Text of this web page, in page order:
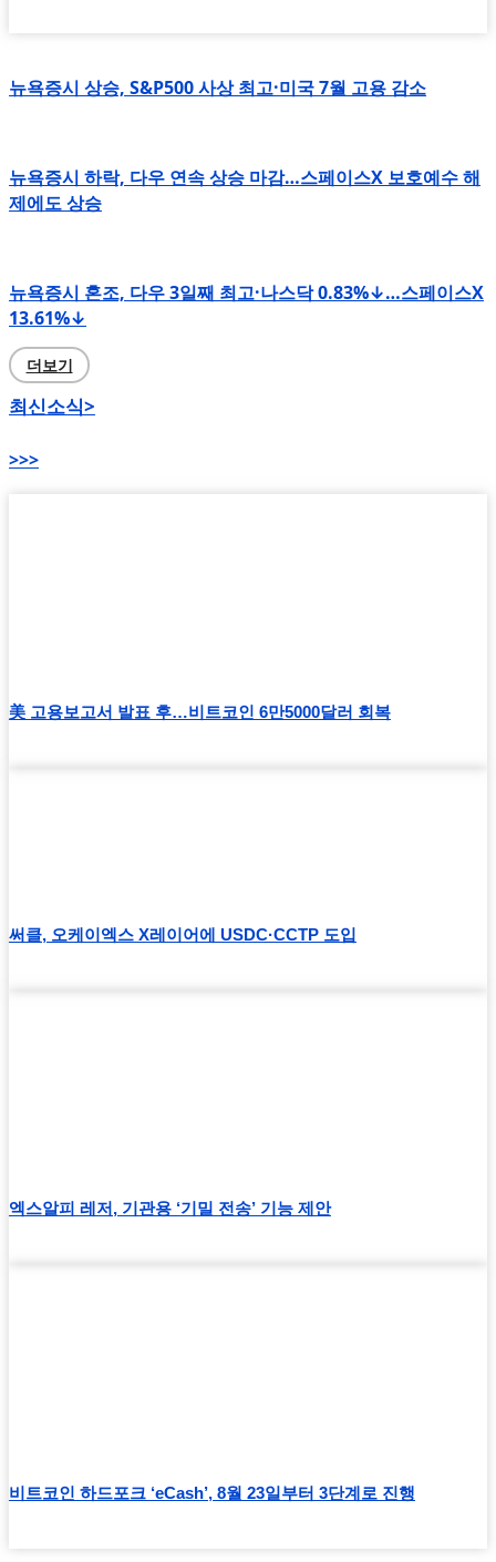
뉴욕증시 상승, S&P500 사상 최고·미국 7월 고용 감소
뉴욕증시 하락, 다우 연속 상승 마감…스페이스X 보호예수 해
제에도 상승
뉴욕증시 혼조, 다우 3일째 최고·나스닥 0.83%↓…스페이스X
13.61%↓
더보기
최신소식>
>>>
美 고용보고서 발표 후…비트코인 6만5000달러 회복
써클, 오케이엑스 X레이어에 USDC·CCTP 도입
엑스알피 레저, 기관용 ‘기밀 전송’ 기능 제안
비트코인 하드포크 ‘eCash’, 8월 23일부터 3단계로 진행